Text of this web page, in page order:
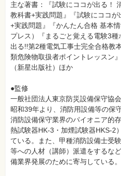
主な著書：『試験にココが出る！
教科書+実践問題』『試験にココ
+実践問題』『かんたん合格 基本
プレス）『まるごと覚える電験3
出る!!第2種電気工事士完全合格教
類危険物取扱者ポイントレッスン
（新星出版社）ほか
●監修
一般社団法人東京防災設備保守協会
昭和39年より、消防用設備等の保
消防設備保守業界のパイオニア的
熱試験器HK-3・加煙試験器HKS-2
ている。また、甲種消防設備士受
等への人材（講師）派遣をするな
備業界発展のために寄与している。